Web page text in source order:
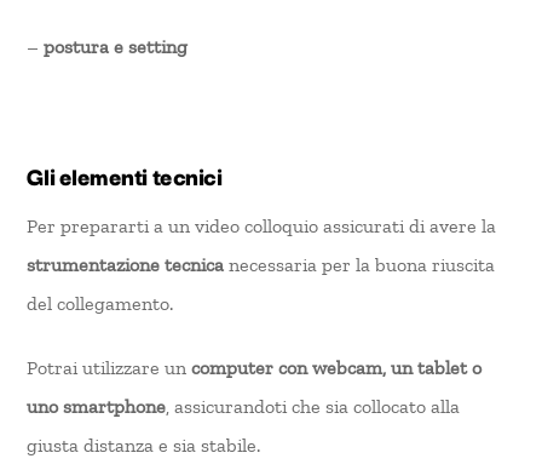
–postura e setting
Gli elementi tecnici
Per prepararti a un video colloquio assicurati di avere la
strumentazione tecnica necessaria per la buona riuscita
del collegamento.
Potrai utilizzare uncomputer con webcam, un tablet o
uno smartphone , assicurandoti che sia collocato alla
giusta distanza e sia stabile.